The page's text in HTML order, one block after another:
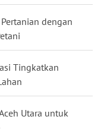
dengan
Tingkatkan
Utara untuk